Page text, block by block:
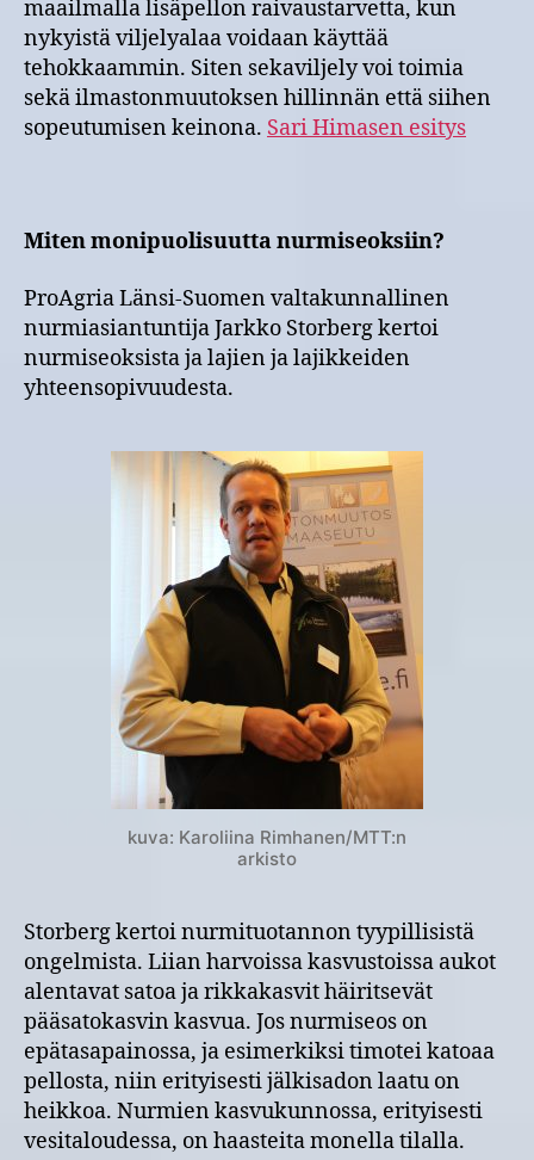
maailmalla lisäpellon raivaustarvetta, kun
nykyistä viljelyalaa voidaan käyttää
tehokkaammin. Siten sekaviljely voi toimia
sekä ilmastonmuutoksen hillinnän että siihen
sopeutumisen keinona. Sari Himasen esitys
Miten monipuolisuutta nurmiseoksiin?
ProAgria Länsi-Suomen valtakunnallinen
nurmiasiantuntija Jarkko Storberg kertoi
nurmiseoksista ja lajien ja lajikkeiden
yhteensopivuudesta.
kuva: Karoliina Rimhanen/MTT:n
arkisto
Storberg kertoi nurmituotannon tyypillisistä
ongelmista. Liian harvoissa kasvustoissa aukot
alentavat satoa ja rikkakasvit häiritsevät
pääsatokasvin kasvua. Jos nurmiseos on
epätasapainossa, ja esimerkiksi timotei katoaa
pellosta, niin erityisesti jälkisadon laatu on
heikkoa. Nurmien kasvukunnossa, erityisesti
vesitaloudessa, on haasteita monella tilalla.